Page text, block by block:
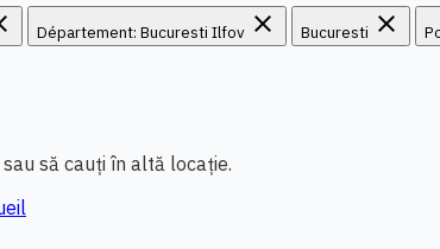
Département: Bucuresti Ilfov close Bucuresti close
să cauți în altă locație.